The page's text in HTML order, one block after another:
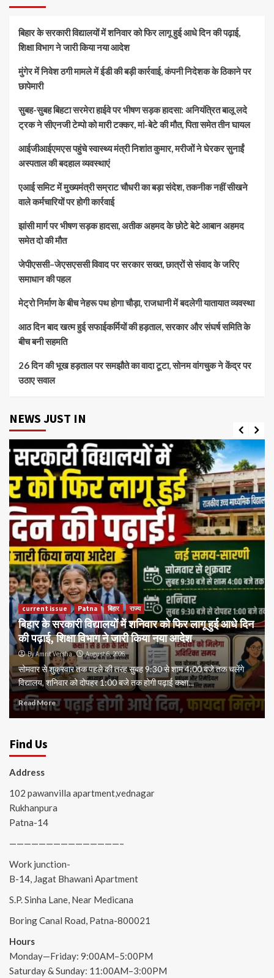
बिहार के सरकारी विद्यालयों में शनिवार को फिर लागू हुई आधे दिन की पढ़ाई,
शिक्षा विभाग ने जारी किया नया आदेश
मुंगेर में निवेश ठगी मामले में ईडी की बड़ी कार्रवाई, कंपनी निदेशक के ठिकाने पर
छापेमारी
सुबह-सुबह बिहटा सरमेरा हाईवे पर भीषण सड़क हादसा: अनियंत्रित बालू लदे
ट्रक ने सीएनजी टेम्पो को मारी टक्कर, मां-बेटे की मौत, पिता समेत तीन घायल
आईजीआईएमएस पहुंचे स्वास्थ्य मंत्री निशांत कुमार, मरीजों ने घेरकर सुनाईं
अस्पताल की बदहाल व्यवस्थाएं
एआई समिट में मुख्यमंत्री सम्राट चौधरी का बड़ा संदेश, तकनीक नहीं सीखने
वाले कर्मचारियों पर होगी कार्रवाई
झांसी मार्ग पर भीषण सड़क हादसा, अतीक अहमद के छोटे बेटे आबान अहमद
समेत दो की मौत
जेपीएससी–जेएसएससी विवाद पर सरकार सख्त, छात्रों से संवाद के जरिए
समाधान की पहल
मेट्रो निर्माण के बीच नेहरू पथ होगा चौड़ा, राजधानी में बदलेगी यातायात व्यवस्था
आठ दिन बाद खत्म हुई सफाईकर्मियों की हड़ताल, सरकार और संघर्ष समिति के
बीच बनी सहमति
26 दिन की भूख हड़ताल पर समझौते का वादा टूटा, सोनम वांगचुक ने केंद्र पर
उठाए सवाल
NEWS JUST IN
current issue Patna बिहार राज्य
बिहार के सरकारी विद्यालयों में शनिवार को फिर लागू हुई आधे दिन
की पढ़ाई, शिक्षा विभाग ने जारी किया नया आदेश
By Amrit Versha August 6, 2026
सोमवार से शुक्रवार तक पहले की तरह सुबह 9:30 से शाम 4:00 बजे तक चलेंगे
विद्यालय, शनिवार को दोपहर 1:00 बजे तक होगी पढ़ाई कक्षा...
Read More
Find Us
Address
102 pawanvilla apartment,vednagar
Rukhanpura
Patna-14
———————————————–
Work junction-
B-14, Jagat Bhawani Apartment
S.P. Sinha Lane, Near Medicana
Boring Canal Road, Patna-800021
Hours
Monday—Friday: 9:00AM–5:00PM
Saturday & Sunday: 11:00AM–3:00PM